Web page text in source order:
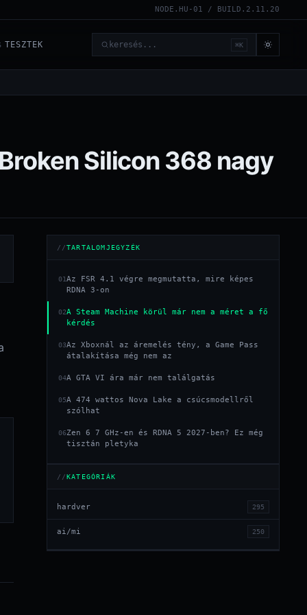
NODE.HU-01 / BUILD.2.11.20
TESZTEK Keresés ⌘K
Silicon 368 nagy
TARTALOMJEGYZÉK
01Az FSR 4.1 végre megmutatta, mire képes
RDNA 3-on
02A Steam Machine körül már nem a méret a fő
kérdés
03Az Xboxnál az áremelés tény, a Game Pass
átalakítása még nem az
04A GTA VI ára már nem találgatás
05A 474 wattos Nova Lake a csúcsmodellről
szólhat
06Zen 6 7 GHz-en és RDNA 5 2027-ben? Ez még
tisztán pletyka
KATEGÓRIÁK
hardver 295
ai/mi 250